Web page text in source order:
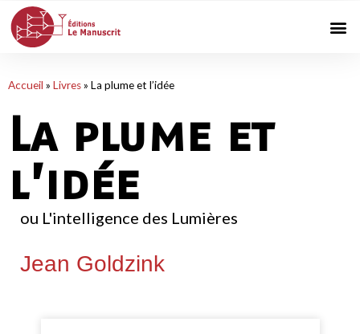
Accueil » Livres» La plume et l’idée
La plume et
l’idée
ou L'intelligence des Lumières
Jean Goldzink